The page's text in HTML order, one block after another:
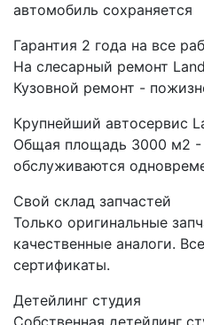
автомобиль сохраняется
Гарантия 2 года на все
На слесарный ремонт
Кузовной ремонт -
Крупнейший автосервис
Общая площадь 3000 м2 -
обслуживаются
Свой склад запчастей
Только оригинальные
качественные аналоги.
сертификаты.
Детейлинг студия